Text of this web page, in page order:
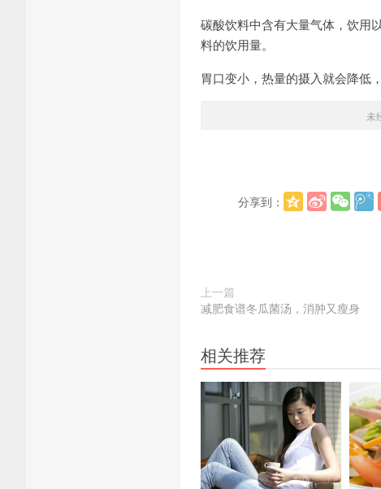
碳酸饮料中含有大量气体，饮用
料的饮用量。
胃口变小，热量的摄入就会降低
未
分享到：
上一篇
减肥食谱冬瓜菌汤，消肿又瘦身
相关推荐